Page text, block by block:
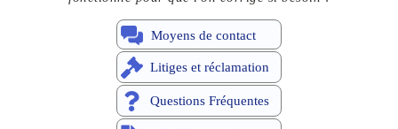
Moyens de contact
Litiges et réclamation
Questions Fréquentes